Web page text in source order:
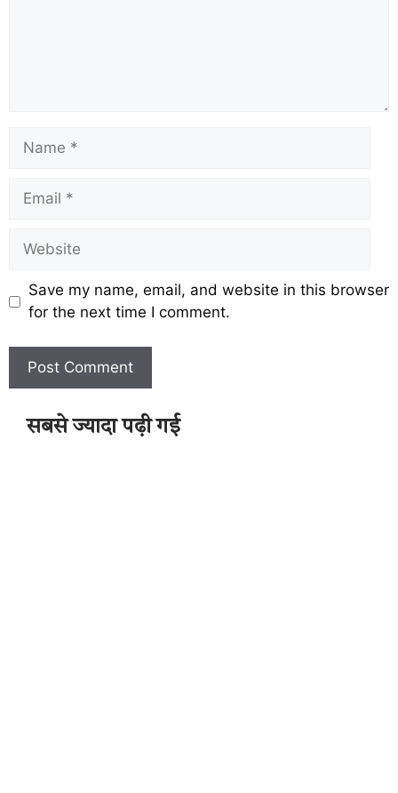
Save my name, email, and website in this browser
for the next time I comment.
सबसे ज्यादा पढ़ी गई